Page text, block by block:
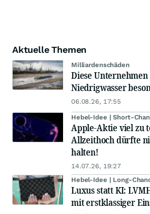
Aktuelle Themen
Milliardenschäden
Diese
Niedrigwasser
06.08.26, 17:55
Hebel-Idee | Short-
Apple-Aktie viel zu
Allzeithoch dürfte
halten!
14.07.26, 19:27
Hebel-Idee | Long-
Luxus statt KI:
mit erstklassiger